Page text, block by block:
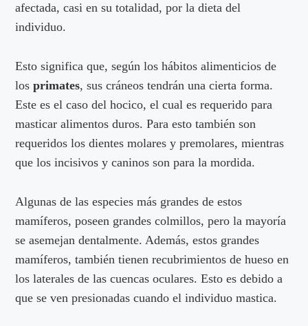
afectada, casi en su totalidad, por la dieta del
individuo.
Esto significa que, según los hábitos alimenticios de
losprimates, sus cráneos tendrán una cierta forma.
Este es el caso del hocico, el cual es requerido para
masticar alimentos duros. Para esto también son
requeridos los dientes molares y premolares, mientras
que los incisivos y caninos son para la mordida.
Algunas de las especies más grandes de estos
mamíferos, poseen grandes colmillos, pero la mayoría
se asemejan dentalmente. Además, estos grandes
mamíferos, también tienen recubrimientos de hueso en
los laterales de las cuencas oculares. Esto es debido a
que se ven presionadas cuando el individuo mastica.